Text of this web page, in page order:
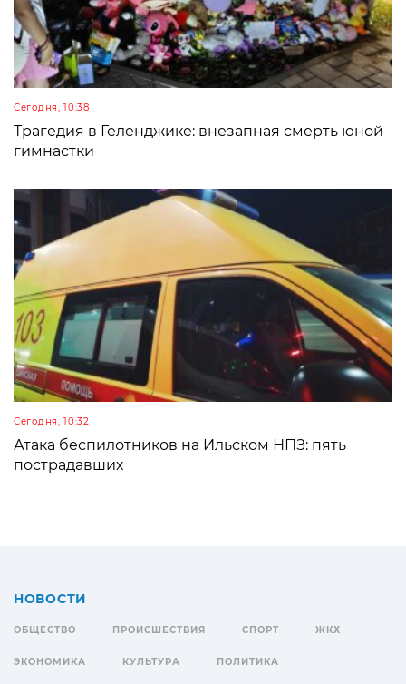
Сегодня, 10:38
Трагедия в Геленджике: внезапная смерть юной
гимнастки
Сегодня, 10:32
Атака беспилотников на Ильском НПЗ: пять
пострадавших
НОВОСТИ
ОБЩЕСТВО ПРОИСШЕСТВИЯ СПОРТ ЖКХ
ЭКОНОМИКА КУЛЬТУРА ПОЛИТИКА